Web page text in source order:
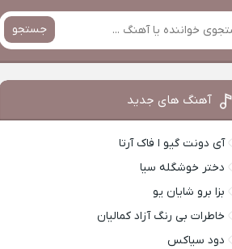
جستجو
آهنگ های جدید
آی دونت گیو ا فاک آرتا
دختر خوشگله سیا
بزا برو شایان یو
خاطرات بی رنگ آزاد کمالیان
دود سیاکس